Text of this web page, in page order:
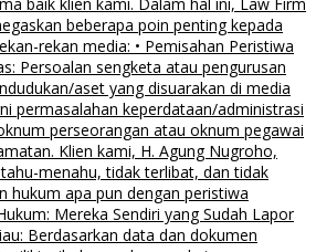
beberapa poin penting kepada
rekan media: • Pemisahan Peristiwa
Persoalan sengketa atau pengurusan
aset yang disuarakan di media
permasalahan keperdataan/administrasi
perseorangan atau oknum pegawai
Klien kami, H. Agung Nugroho,
menahu, tidak terlibat, dan tidak
hukum apa pun dengan peristiwa
Mereka Sendiri yang Sudah Lapor
Berdasarkan data dan dokumen